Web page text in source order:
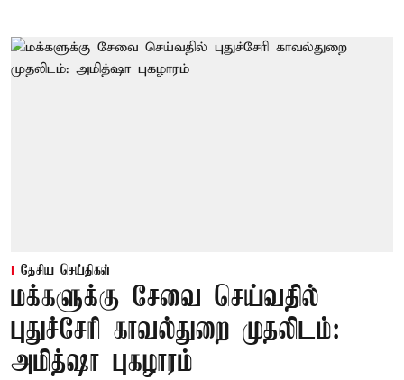
தேசிய செய்திகள்
மக்களுக்கு சேவை செய்வதில்
புதுச்சேரி காவல்துறை முதலிடம்:
அமித்ஷா புகழாரம்